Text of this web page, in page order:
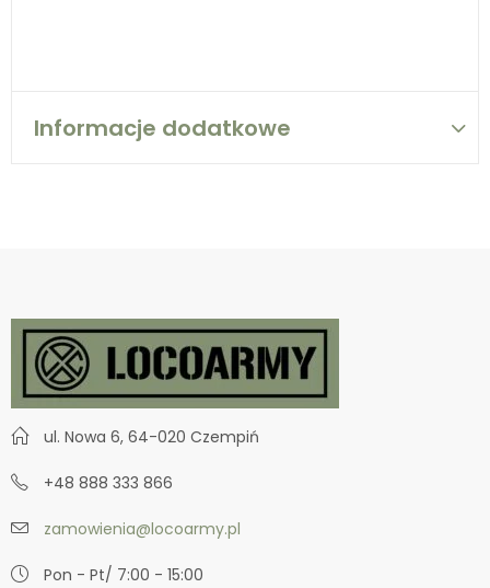
Informacje dodatkowe
ul. Nowa 6, 64-020 Czempiń
+48 888 333 866
zamowienia@locoarmy.pl
Pon - Pt/ 7:00 - 15:00